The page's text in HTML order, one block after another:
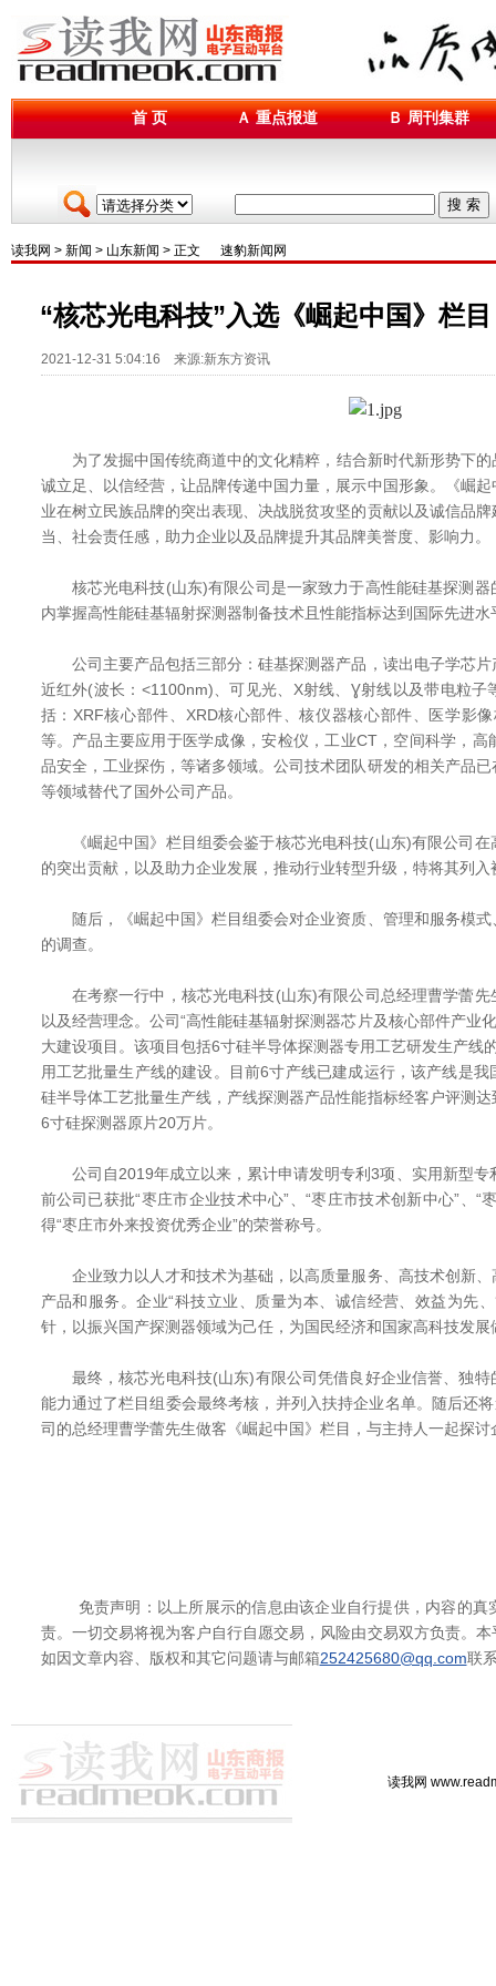
首 页 Ａ 重点报道 Ｂ 周刊集群
搜 索
读我网 > 新闻 > 山东新闻 > 正文 速豹新闻网
“核芯光电科技”入选《崛起中国》栏目
2021-12-31 5:04:16 来源:新东方资讯
为了发掘中国传统商道中的文化精粹，结合新时代新形势下的
诚立足、以信经营，让品牌传递中国力量，展示中国形象。《崛
业在树立民族品牌的突出表现、决战脱贫攻坚的贡献以及诚信品
当、社会责任感，助力企业以及品牌提升其品牌美誉度、影响力。
核芯光电科技(山东)有限公司是一家致力于高性能硅基探测器
内掌握高性能硅基辐射探测器制备技术且性能指标达到国际先进水
公司主要产品包括三部分：硅基探测器产品，读出电子学芯片
近红外(波长：<1100nm)、可见光、X射线、Ɣ射线以及带电粒子
括：XRF核心部件、XRD核心部件、核仪器核心部件、医学影
等。产品主要应用于医学成像，安检仪，工业CT，空间科学，
品安全，工业探伤，等诸多领域。公司技术团队研发的相关产品
等领域替代了国外公司产品。
《崛起中国》栏目组委会鉴于核芯光电科技(山东)有限公司在
的突出贡献，以及助力企业发展，推动行业转型升级，特将其列
随后，《崛起中国》栏目组委会对企业资质、管理和服务模式
的调查。
在考察一行中，核芯光电科技(山东)有限公司总经理曹学蕾先
以及经营理念。公司“高性能硅基辐射探测器芯片及核心部件产业
大建设项目。该项目包括6寸硅半导体探测器专用工艺研发生产线
用工艺批量生产线的建设。目前6寸产线已建成运行，该产线是
硅半导体工艺批量生产线，产线探测器产品性能指标经客户评测
6寸硅探测器原片20万片。
公司自2019年成立以来，累计申请发明专利3项、实用新型专
前公司已获批“枣庄市企业技术中心”、“枣庄市技术创新中心”、“
得“枣庄市外来投资优秀企业”的荣誉称号。
企业致力以人才和技术为基础，以高质量服务、高技术创新、
产品和服务。企业“科技立业、质量为本、诚信经营、效益为先
针，以振兴国产探测器领域为己任，为国民经济和国家高科技发展
最终，核芯光电科技(山东)有限公司凭借良好企业信誉、独特
能力通过了栏目组委会最终考核，并列入扶持企业名单。随后还
司的总经理曹学蕾先生做客《崛起中国》栏目，与主持人一起探
免责声明：以上所展示的信息由该企业自行提供，内容的真
责。一切交易将视为客户自行自愿交易，风险由交易双方负责。
如因文章内容、版权和其它问题请与邮箱252425680@qq.com联
读我网